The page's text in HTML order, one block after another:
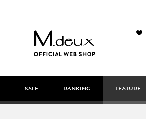
SALE RANKING FEATURE